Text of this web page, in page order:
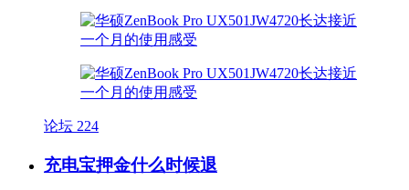
论坛 224
充电宝押金什么时候退